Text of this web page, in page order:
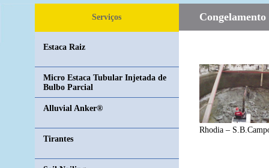
Serviços
Estaca Raiz
Micro Estaca Tubular Injetada de
Bulbo Parcial
Alluvial Anker®
Tirantes
Cheap Jerseys chinaLong Sleeve Boatneck T-ShirtCongelamento
Rhodia –